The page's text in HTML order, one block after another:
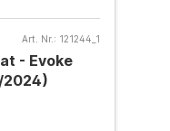
Art. Nr.: 121244_1
- Evoke
2024)